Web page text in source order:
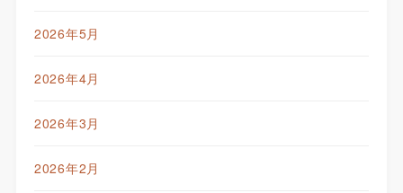
2026年5月
2026年4月
2026年3月
2026年2月